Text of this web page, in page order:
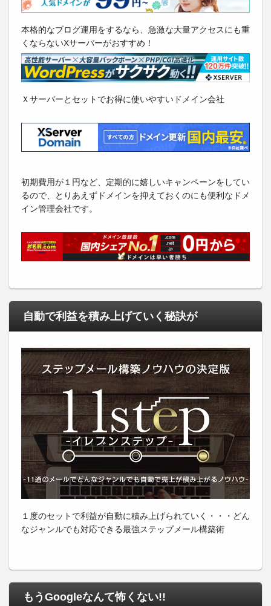
本格的なブログ運用をするなら、急激な大量アクセスにも重
くならないXサーバーがおすすめ！
Ｘサーバーとセットでお得に使いやすいドメイン会社
初期費用が１円など、定期的に嬉しいキャンペーンをしてい
るので、とりあえずドメインを抑えておくのにも便利なドメ
イン管理会社です。
自動で利益を積み上げていく秘訣が
１度のセットで利益が自動に積み上げられていく・・・どん
なジャンルでも対応できる最強ステップメール構築術
もうGoogleなんて怖くない!!